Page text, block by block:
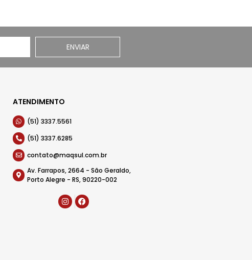
ENVIAR
ATENDIMENTO
(51) 3337.5561
(51) 3337.6285
contato@maqsul.com.br
Av. Farrapos, 2664 - São Geraldo,
Porto Alegre - RS, 90220-002